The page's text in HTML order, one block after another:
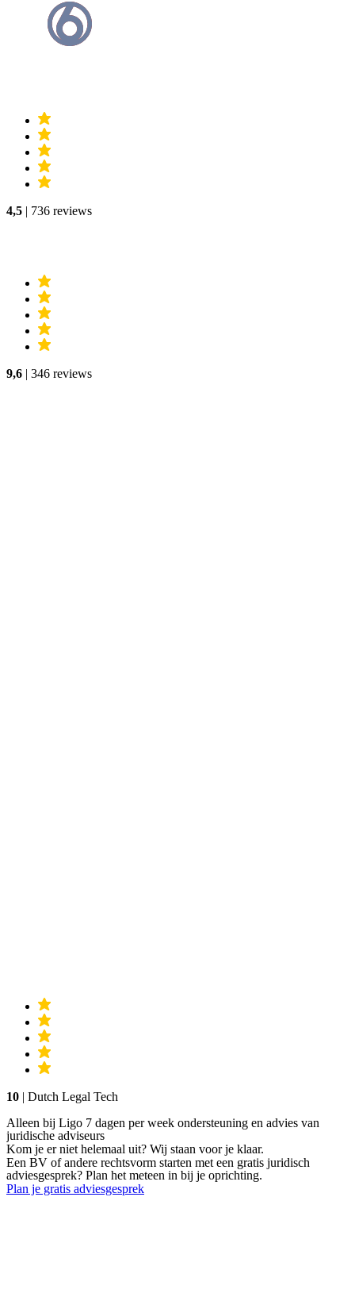
4,5 | 736 reviews
9,6 | 346 reviews
10 | Dutch Legal Tech
Alleen bij Ligo 7 dagen per week ondersteuning en advies van
juridische adviseurs
Kom je er niet helemaal uit? Wij staan voor je klaar.
Een BV of andere rechtsvorm starten met een gratis juridisch
adviesgesprek? Plan het meteen in bij je oprichting.
Plan je gratis adviesgesprek